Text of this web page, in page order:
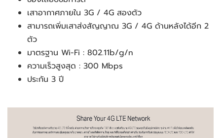
เสาอากาศภายใน 3G / 4G สองตัว
สามารถเพิ่มเสาส่งสัญญาณ 3G / 4G ด้านหลังได้อีก 2
ตัว
มาตรฐาน Wi-Fi : 802.11b/g/n
ความเร็วสูงสุด : 300 Mbps
ประกัน 3 ปี